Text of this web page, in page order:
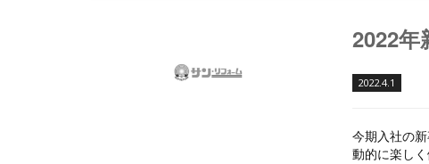
2022年
2022.4.1
今期入社の
動的に楽し